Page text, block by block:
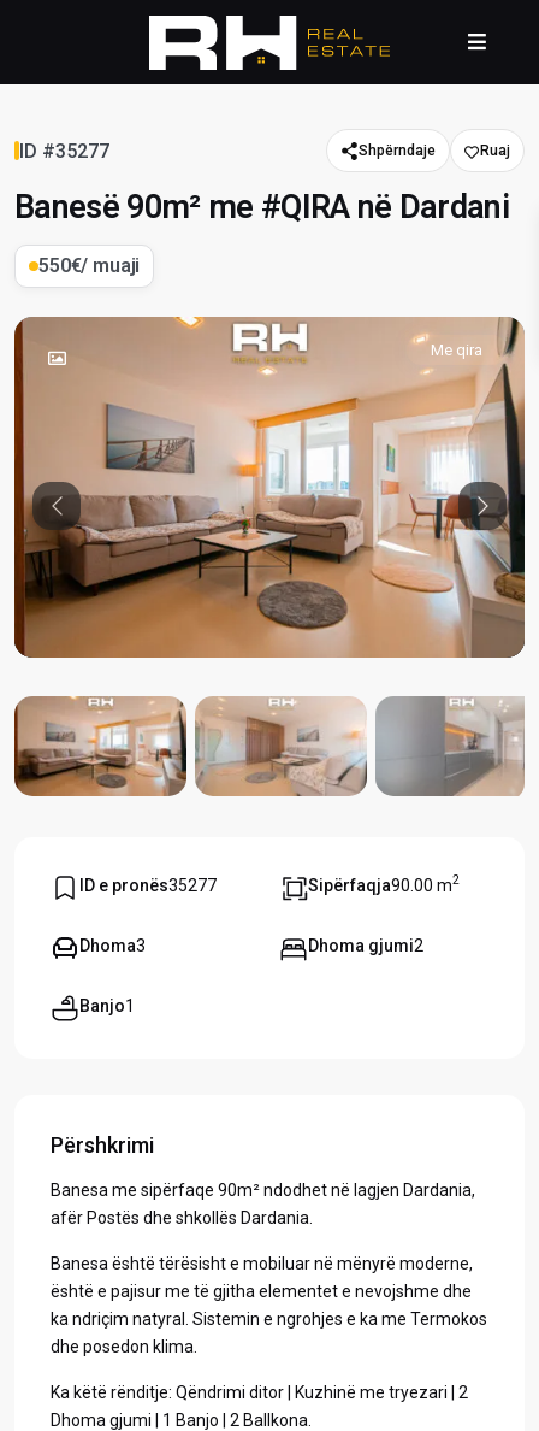
ID #35277 Shpërndaje
Banesë 90m² me #QIRA në Dardani
550€/ muaji
Me qira
Previous
ID e pronës35277 Sipërfaqja90.00 m2
Dhoma3 Dhoma gjumi2
Banjo1
Përshkrimi
Banesa me sipërfaqe 90m² ndodhet në lagjen Dardania,
afër Postës dhe shkollës Dardania.
Banesa është tërësisht e mobiluar në mënyrë moderne,
është e pajisur me të gjitha elementet e nevojshme dhe
ka ndriçim natyral. Sistemin e ngrohjes e ka me Termokos
dhe posedon klima.
Ka këtë rënditje: Qëndrimi ditor | Kuzhinë me tryezari | 2
Dhoma gjumi | 1 Banjo | 2 Ballkona.